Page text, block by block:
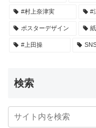
#村上奈津実 #
ポスターデザイン
#上田操
検索